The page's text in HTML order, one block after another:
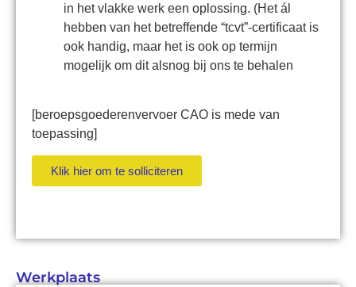
in het vlakke werk een oplossing. (Het ál
hebben van het betreffende “tcvt”-certificaat is
ook handig, maar het is ook op termijn
mogelijk om dit alsnog bij ons te behalen
[beroepsgoederenvervoer CAO is mede van
toepassing]
Klik hier om te solliciteren
Werkplaats